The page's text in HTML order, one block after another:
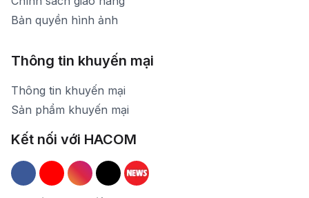
Bản quyền hình ảnh
Thông tin khuyến mại
Thông tin khuyến mại
Sản phẩm khuyến mại
Kết nối với HACOM
Hacom Facebook
Hacom YouTube
Hacom Instagram
Hacom TikTok